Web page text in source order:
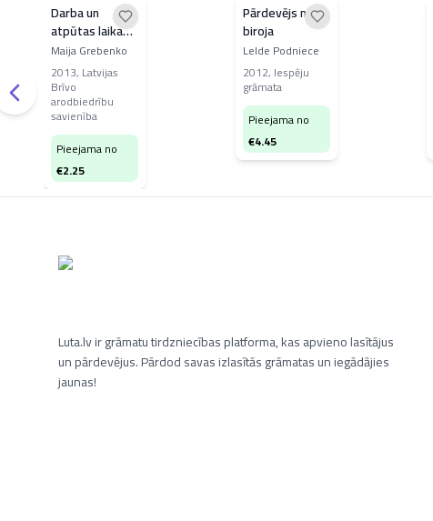
Darba un
atpūtas laika
uzskaite un
apmaksa
Maija Grebenko
2013, Latvijas
Brīvo
arodbiedrību
savienība
Pieejama no
€2.25
Pārdevējs no
biroja
Lelde Podniece
2012, Iespēju
grāmata
Pieejama no
€4.45
Luta.lv ir grāmatu tirdzniecības platforma, kas apvieno lasītājus
un pārdevējus. Pārdod savas izlasītās grāmatas un iegādājies
jaunas!